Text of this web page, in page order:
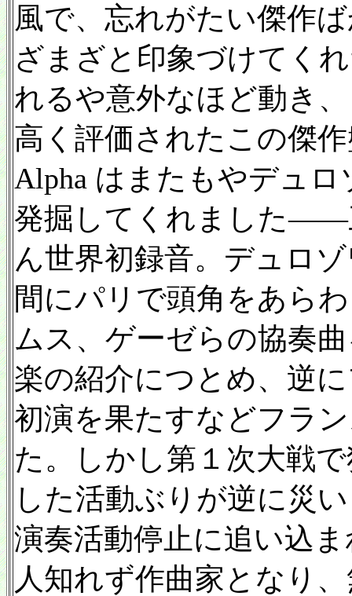
風で、忘れがたい傑作
ざまざと印象づけてく
れるや意外なほど動き
高く評価されたこの傑
Alpha はまたもやデュ
発掘してくれました——
ん世界初録音。デュロ
間にパリで頭角をあら
ムス、ゲーゼらの協奏
楽の紹介につとめ、逆
初演を果たすなどフラ
た。しかし第１次大戦
した活動ぶりが逆に災
演奏活動停止に追い込
人知れず作曲家となり